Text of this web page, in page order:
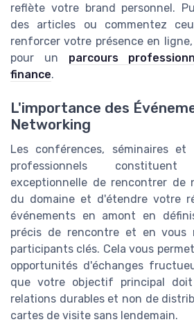
reflète votre brand personnel.
des articles ou commentez
renforcer votre présence en
pour un parcours
finance.
L'importance des
Networking
Les conférences, séminaires et
professionnels
exceptionnelle de rencontrer de
du domaine et d'étendre votre
événements en amont en
précis de rencontre et en vous
participants clés. Cela vous
opportunités d'échanges
que votre objectif principal
relations durables et non de
cartes de visite sans lendemain.